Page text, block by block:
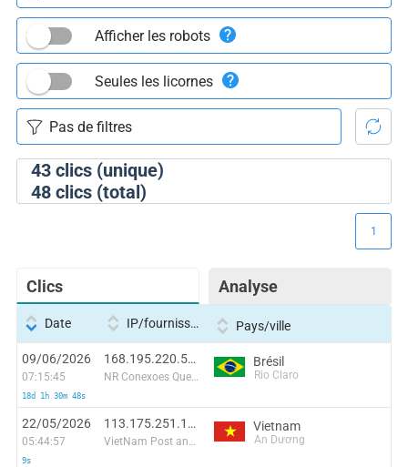
43clics (unique)
48clics (total)
Afficher les robots
Seules les licornes
Clics Analyse
1
Date IP/fournisseur Pays/ville
09/06/2026
07:15:45
18d 1h 30m 48s
168.195.220.50:51372
NR Conexoes Que Fortalecem
Brésil
Rio Claro
22/05/2026
05:44:57
9s
113.175.251.146:41725
VietNam Post and Telecom Corporation
Vietnam
An Dương